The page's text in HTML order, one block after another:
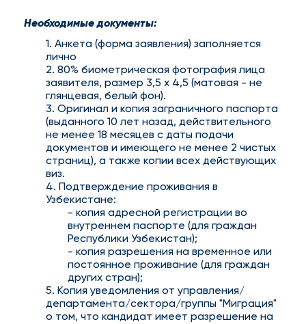
Необходимые документы:
1. Анкета (форма заявления) заполняется
лично
2. 80% биометрическая фотография лица
заявителя, размер 3,5 x 4,5 (матовая - не
глянцевая, белый фон).
3. Оригинал и копия заграничного паспорта
(выданного 10 лет назад, действительного
не менее 18 месяцев с даты подачи
документов и имеющего не менее 2 чистых
страниц), а также копии всех действующих
виз.
4. Подтверждение проживания в
Узбекистане:
- копия адресной регистрации во
внутреннем паспорте (для граждан
Республики Узбекистан);
- копия разрешения на временное или
постоянное проживание (для граждан
других стран);
5. Копия уведомления от управления/
департамента/сектора/группы "Миграция"
о том, что кандидат имеет разрешение на